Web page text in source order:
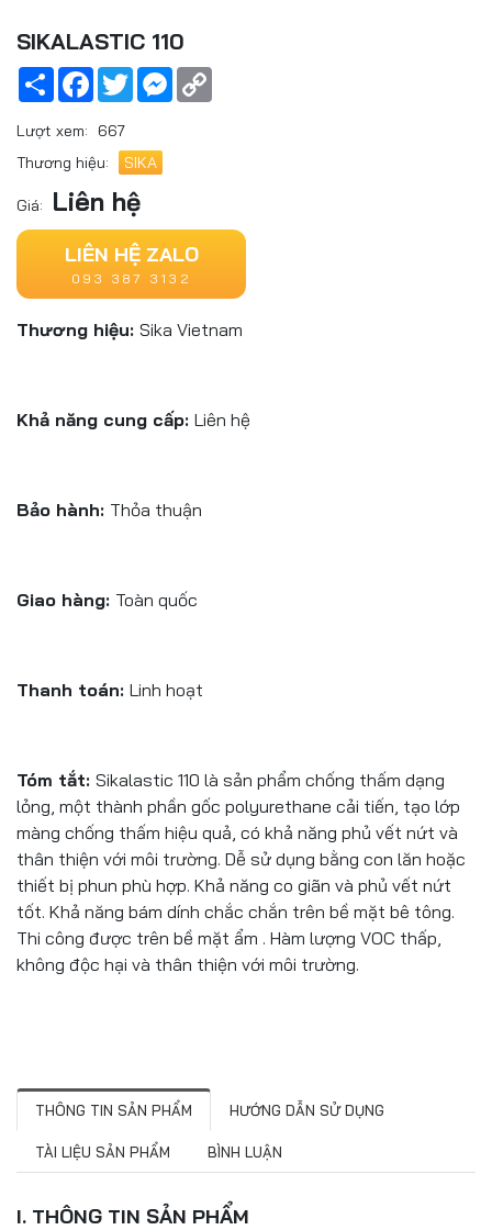
SIKALASTIC 110
Share Facebook
TwitterMessenger
Lượt xem:
667
Thương hiệu:
SIKA
Giá: Liên hệ
LIÊN HỆ ZALO
093 387 3132
Thương hiệu: Sika Vietnam
Khả năng cung cấp: Liên hệ
Bảo hành: Thỏa thuận
Giao hàng: Toàn quốc
Thanh toán: Linh hoạt
Tóm tắt: Sikalastic 110 là sản phẩm chống thấm dạng
lỏng, một thành phần gốc polyurethane cải tiến, tạo lớp
màng chống thấm hiệu quả, có khả năng phủ vết nứt và
thân thiện với môi trường. Dễ sử dụng bằng con lăn hoặc
thiết bị phun phù hợp. Khả năng co giãn và phủ vết nứt
tốt. Khả năng bám dính chắc chắn trên bề mặt bê tông.
Thi công được trên bề mặt ẩm . Hàm lượng VOC thấp,
không độc hại và thân thiện với môi trường.
THÔNG TIN SẢN PHẨM HƯỚNG DẪN SỬ DỤNG
TÀI LIỆU SẢN PHẨM BÌNH LUẬN
I. THÔNG TIN SẢN PHẨM